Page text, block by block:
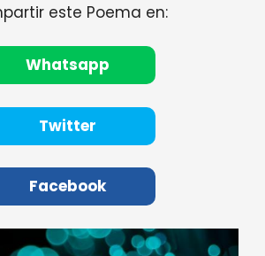
este Poema en:
Whatsapp
Twitter
Facebook